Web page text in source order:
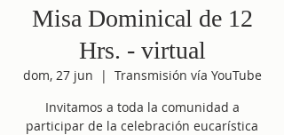
Misa Dominical de 12
Hrs. - virtual
dom, 27 jun
  |
Transmisión vía YouTube
Invitamos a toda la comunidad a
participar de la celebración eucarística